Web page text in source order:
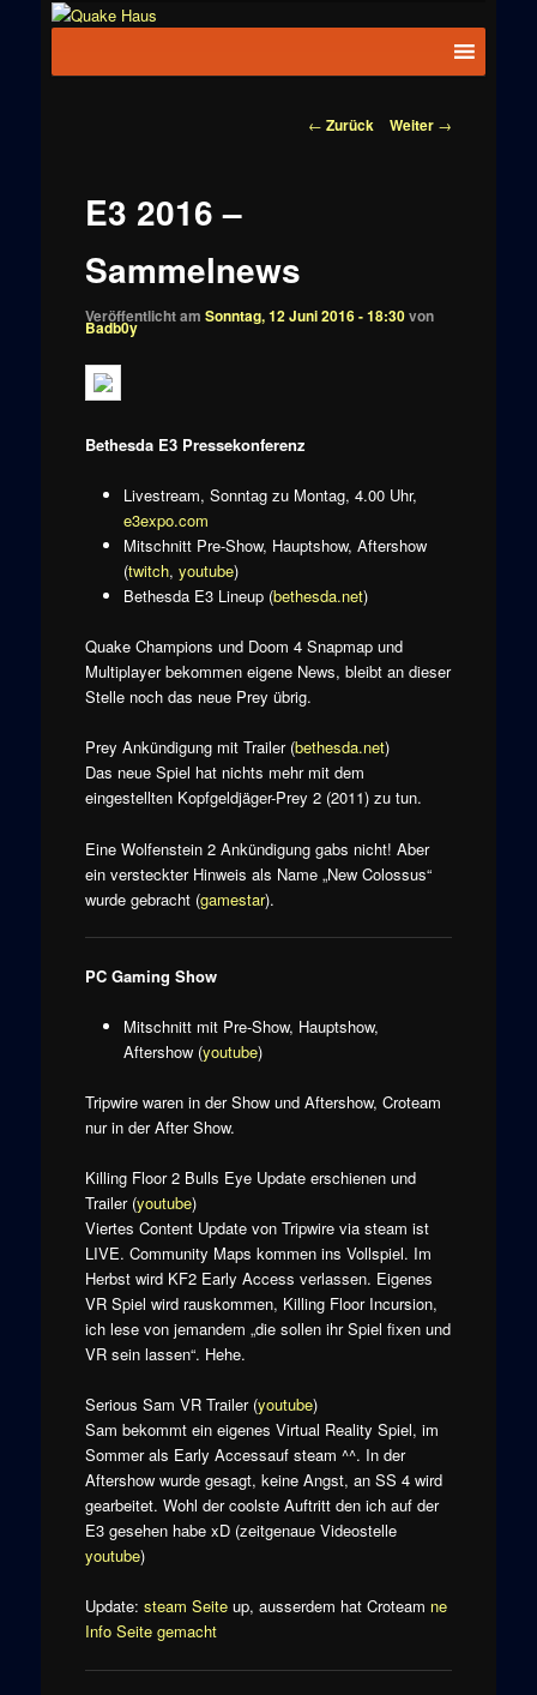
News zu
Beitragsnavigation
← Zurück Weiter →
E3 2016 –
Sammelnews
Veröffentlicht am Sonntag, 12 Juni 2016 - 18:30von
Badb0y
Bethesda E3 Pressekonferenz
Livestream, Sonntag zu Montag, 4.00 Uhr,
e3expo.com
Mitschnitt Pre-Show, Hauptshow, Aftershow
(twitch,youtube)
Bethesda E3 Lineup (bethesda.net)
Quake Champions und Doom 4 Snapmap und
Multiplayer bekommen eigene News, bleibt an dieser
Stelle noch das neue Prey übrig.
Prey Ankündigung mit Trailer (bethesda.net)
Das neue Spiel hat nichts mehr mit dem
eingestellten Kopfgeldjäger-Prey 2 (2011) zu tun.
Eine Wolfenstein 2 Ankündigung gabs nicht! Aber
ein versteckter Hinweis als Name „New Colossus“
wurde gebracht (gamestar).
PC Gaming Show
Mitschnitt mit Pre-Show, Hauptshow,
Aftershow (youtube)
Tripwire waren in der Show und Aftershow, Croteam
nur in der After Show.
Killing Floor 2 Bulls Eye Update erschienen und
Trailer (youtube)
Viertes Content Update von Tripwire via steam ist
LIVE. Community Maps kommen ins Vollspiel. Im
Herbst wird KF2 Early Access verlassen. Eigenes
VR Spiel wird rauskommen, Killing Floor Incursion,
ich lese von jemandem „die sollen ihr Spiel fixen und
VR sein lassen“. Hehe.
Serious Sam VR Trailer (youtube)
Sam bekommt ein eigenes Virtual Reality Spiel, im
Sommer als Early Accessauf steam ^^. In der
Aftershow wurde gesagt, keine Angst, an SS 4 wird
gearbeitet. Wohl der coolste Auftritt den ich auf der
E3 gesehen habe xD (zeitgenaue Videostelle
youtube)
Update: steam Seiteup, ausserdem hat Croteam ne
Info Seite gemacht